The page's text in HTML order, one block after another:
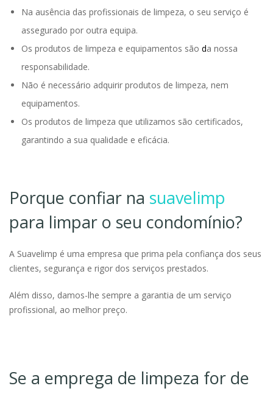
Na ausência das profissionais de limpeza, o seu serviço é
assegurado por outra equipa.
Os produtos de limpeza e equipamentos são da nossa
responsabilidade.
Não é necessário adquirir produtos de limpeza, nem
equipamentos.
Os produtos de limpeza que utilizamos são certificados,
garantindo a sua qualidade e eficácia.
Porque confiar na suavelimp
para limpar o seu condomínio?
A Suavelimp é uma empresa que prima pela confiança dos seus
clientes, segurança e rigor dos serviços prestados.
Além disso, damos-lhe sempre a garantia de um serviço
profissional, ao melhor preço.
Se a emprega de limpeza for de